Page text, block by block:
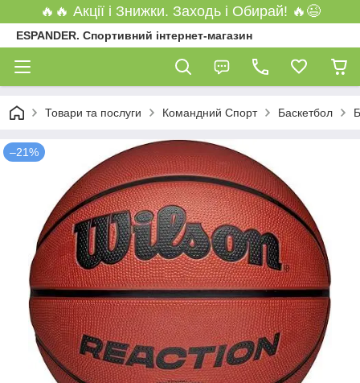
🔥🔥 Акції і Знижки. Заходь і Обирай! 🔥😉
ESPANDER. Спортивний інтернет-магазин
Товари та послуги Командний Спорт Баскетбол
–21%